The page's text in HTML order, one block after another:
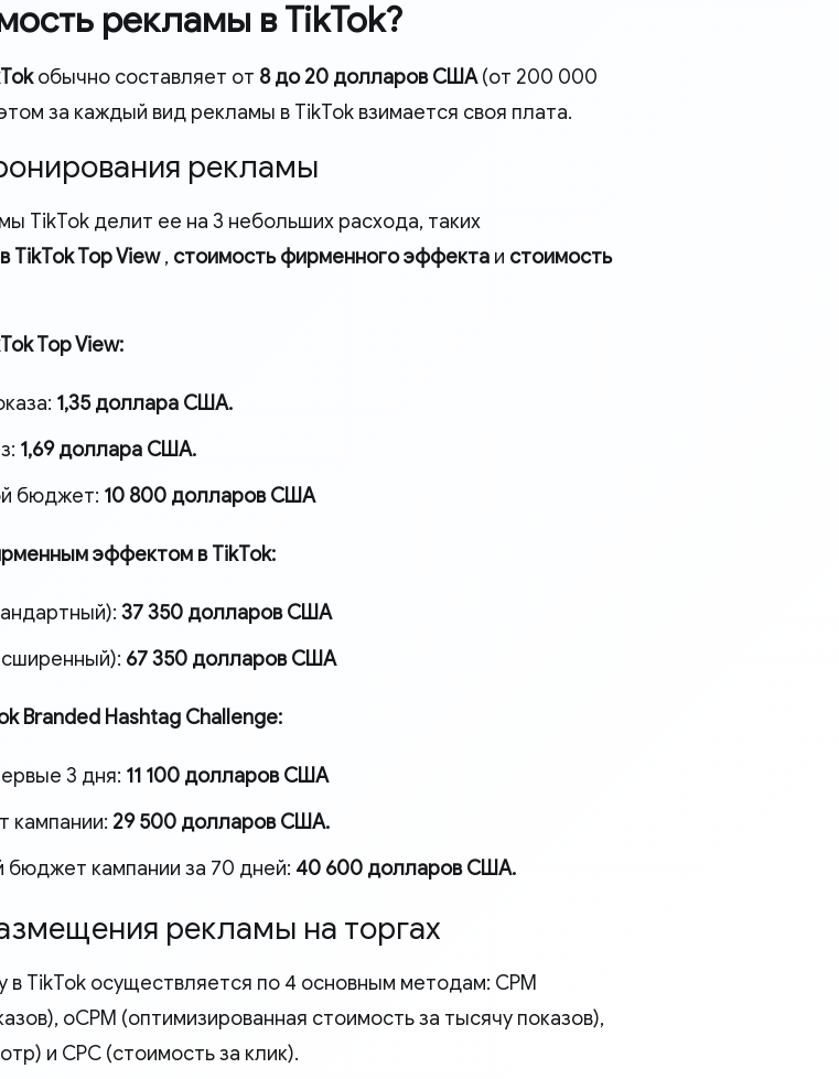
рекламы в TikTok?
обычно составляет от 8 до 20 долларов США(от 200 000
за каждый вид рекламы в TikTok взимается своя плата.
рекламы
TikTok делит ее на 3 небольших расхода, таких
TikTok Top View, стоимость фирменного эффекта и стоимость
Top View:
1,35 доллара США.
1,69 доллара США.
бюджет: 10 800 долларов США
эффектом в TikTok:
37 350 долларов США
67 350 долларов США
Branded Hashtag Challenge:
3 дня: 11 100 долларов США
кампании: 29 500 долларов США.
кампании за 70 дней: 40 600 долларов США.
рекламы на торгах
в TikTok осуществляется по 4 основным методам: CPM
oCPM (оптимизированная стоимость за тысячу показов),
и CPC (стоимость за клик).